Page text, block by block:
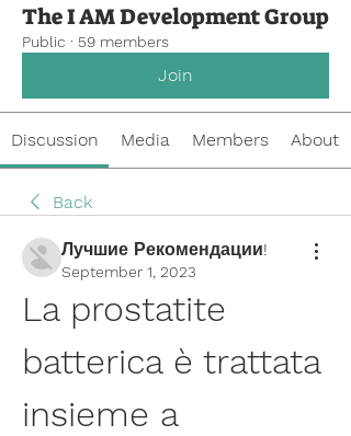
The I AM Development Group
Public · 59 members
Join
Discussion Media Members About
Back
Лучшие Рекомендации!
September 1, 2023
La prostatite
batterica è trattata
insieme a